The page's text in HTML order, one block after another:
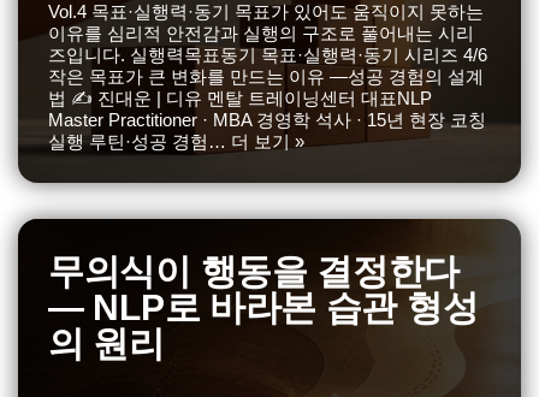
Vol.4 목표·실행력·동기 목표가 있어도 움직이지 못하는
이유를 심리적 안전감과 실행의 구조로 풀어내는 시리
즈입니다. 실행력목표동기 목표·실행력·동기 시리즈 4/6
작은 목표가 큰 변화를 만드는 이유 —성공 경험의 설계
법 ✍️ 진대운 | 디유 멘탈 트레이닝센터 대표NLP
Master Practitioner · MBA 경영학 석사 · 15년 현장 코칭
실행 루틴·성공 경험… 더 보기 »
무의식이 행동을 결정한다
— NLP로 바라본 습관 형성
의 원리